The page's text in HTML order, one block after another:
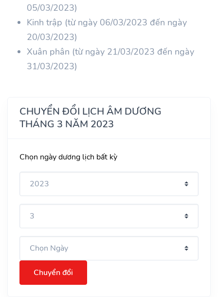
05/03/2023)
Kinh trập (từ ngày 06/03/2023 đến ngày
20/03/2023)
Xuân phân (từ ngày 21/03/2023 đến ngày
31/03/2023)
CHUYỂN ĐỔI LỊCH ÂM DƯƠNG
THÁNG 3 NĂM 2023
Chọn ngày dương lịch bất kỳ
Chuyển đổi